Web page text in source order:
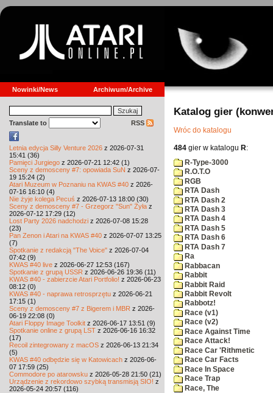
Nowinki/News Archiwum/Archive
Translate to RSS
Letnia edycja Silly Venture 2026 z 2026-07-31
15:41 (36)
Pamięci Jurgiego z 2026-07-21 12:42 (1)
Sceny z demosceny #7: opowiada SuN z 2026-07-
19 15:24 (2)
Atari Muzeum w Poznaniu na KWAS #40 z 2026-
07-16 16:10 (4)
Nie żyje kolega Pecuś z 2026-07-13 18:00 (30)
Sceny z demosceny #7 - Grzegorz "Sun" Żyła z
2026-07-12 17:29 (12)
Lost Party 2026 nadchodzi z 2026-07-08 15:28
(23)
Pan Zenon i Atari na KWAS #40 z 2026-07-07 13:25
(7)
Spotkanie z redakcją "The Voice" z 2026-07-04
07:42 (9)
KWAS #40 live z 2026-06-27 12:53 (167)
Spotkanie z grupą USSR z 2026-06-26 19:36 (11)
KWAS #40 - zabierzcie Atari Portfolio! z 2026-06-23
08:12 (0)
KWAS #40 - naprawa retrosprzętu z 2026-06-21
17:15 (1)
Sceny z demosceny #7 z Bigerem i MBR z 2026-
06-19 22:08 (0)
Atari Floppy Image Toolkit z 2026-06-17 13:51 (9)
Spotkanie online z grupą LST z 2026-06-16 16:32
(17)
Recoil zintegrowany z macOS z 2026-06-13 21:34
(5)
KWAS #40 odbędzie się w Katowicach z 2026-06-
07 17:59 (25)
Commodore po atarowsku z 2026-05-28 21:50 (21)
Urządzenie z rekordowo szybką transmisją SIO! z
2026-05-24 20:57 (116)
Katalog gier
Wróc do katalogu
484 gier w katalogu R:
R-Type-3000
R.O.T.O
RGB
RTA Dash
RTA Dash 2
RTA Dash 3
RTA Dash 4
RTA Dash 5
RTA Dash 6
RTA Dash 7
Ra
Rabbacan
Rabbit
Rabbit Raid
Rabbit Revolt
Rabbotz!
Race (v1)
Race (v2)
Race Against Time
Race Attack!
Race Car 'Rithmetic
Race Car Facts
Race In Space
Race Trap
Race, The